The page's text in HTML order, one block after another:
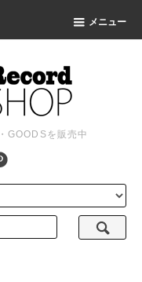
メニュー
GOODSを販売中